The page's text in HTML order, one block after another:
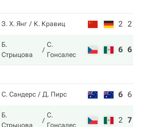
З. Х. Янг К. Кравиц 2 2
Б.
Стрыцова
С.
Гонсалес
6 6
С. Сандерс Д. Пирс 6 6
Б.
Стрыцова
С.
Гонсалес
2 7